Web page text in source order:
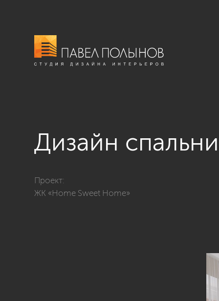
Дизайн спальни
Проект:
ЖК «Home Sweet Home»